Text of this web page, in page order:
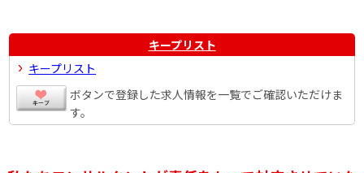
キープリスト
キープリスト
ボタンで登録した求人情報を一覧でご確認いただけま
す。